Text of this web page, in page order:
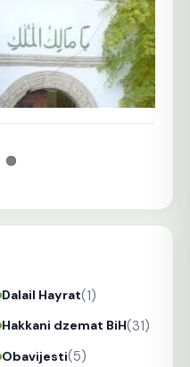
Dalail Hayrat(1)
Hakkani dzemat BiH(31)
Obavijesti(5)